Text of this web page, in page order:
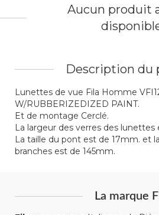
Description du
Lunettes de vue Fila Homme
W/RUBBERIZEDIZED PAINT.
Et de montage Cerclé.
La largeur des verres des lunettes
La taille du pont est de 17mm. et
branches est de 145mm.
La marque
Aucun produit